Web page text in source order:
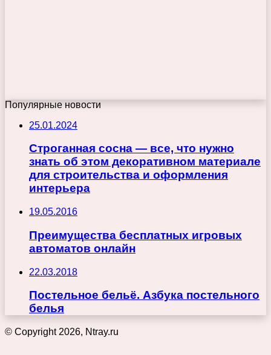
Популярные новости
25.01.2024
Строганная сосна — все, что нужно
знать об этом декоративном материале
для строительства и оформления
интерьера
19.05.2016
Преимущества бесплатных игровых
автоматов онлайн
22.03.2018
Постельное бельё. Азбука постельного
белья
© Copyright 2026, Ntray.ru